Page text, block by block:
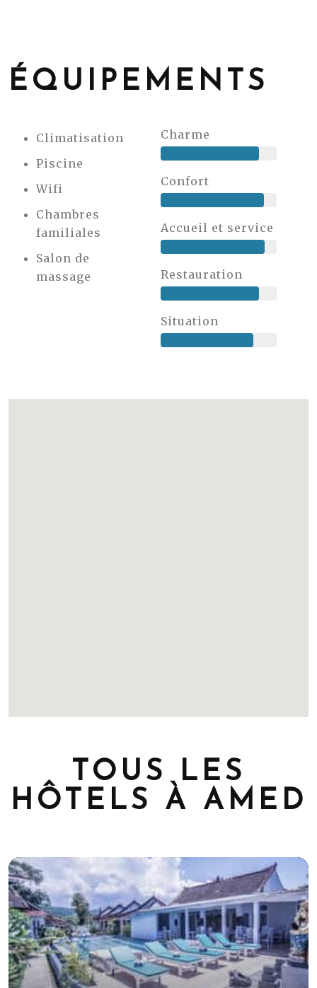
ÉQUIPEMENTS
Climatisation
Piscine
Wifi
Chambres
familiales
Salon de
massage
Charme
Confort
Accueil et service
Restauration
Situation
TOUS LES
HÔTELS À AMED